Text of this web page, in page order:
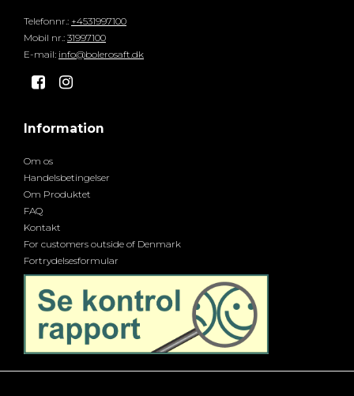
Telefonnr.: +4531997100
Mobil nr.: 31997100
E-mail: info@bolerosaft.dk
Information
Om os
Handelsbetingelser
Om Produktet
FAQ
Kontakt
For customers outside of Denmark
Fortrydelsesformular